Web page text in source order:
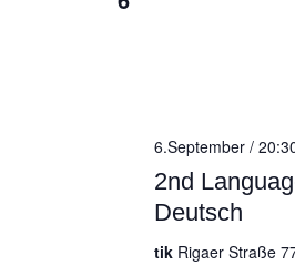
2nd
Deutsch
6.September /
tik Rigaer Straße